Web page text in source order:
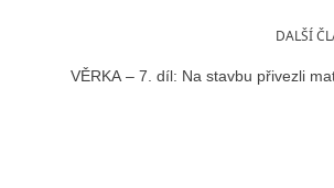
DALŠÍ
VĚRKA – 7. díl: Na stavbu přivezli